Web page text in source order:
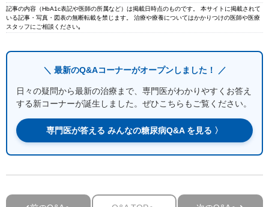
記事の内容（HbA1c表記や医師の所属など）は掲載日時点のものです。 本サイトに掲載されて
いる記事・写真・図表の無断転載を禁じます。 治療や療養についてはかかりつけの医師や医療
スタッフにご相談ください｡
＼ 最新のQ&Aコーナーがオープンしました！ ／
日々の疑問から最新の治療まで、専門医がわかりやすくお答え
する新コーナーが誕生しました。ぜひこちらもご覧ください。
専門医が答える みんなの糖尿病Q&A を見る 〉